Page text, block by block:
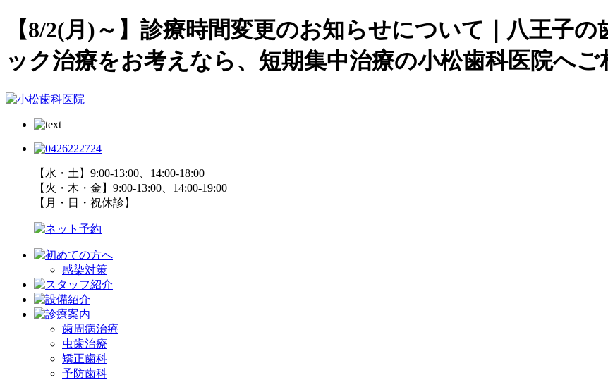
【8/2(月)～】診療時間変更のお知らせについて｜八王子
ック治療をお考えなら、短期集中治療の小松歯科医院へご
【水・土】9:00-13:00、14:00-18:00
【火・木・金】9:00-13:00、14:00-19:00
【月・日・祝休診】
感染対策
歯周病治療
虫歯治療
矯正歯科
予防歯科